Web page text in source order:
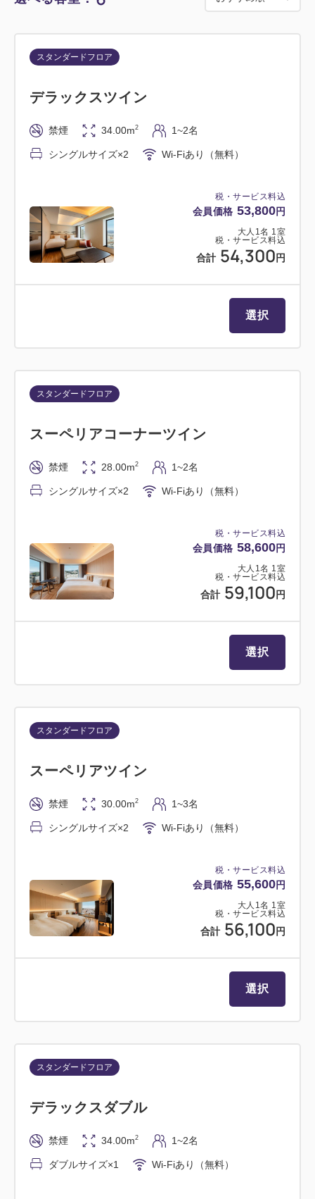
税・サービス料込
会員価格 53,800円
大人 1名 1室
税・サービス料込
合計 54,300 円
スタンダードフロア
デラックスツイン
禁煙 34.00m2 1~2名
シングルサイズ×2 Wi-Fiあり（無料）
選択
税・サービス料込
会員価格 58,600円
大人 1名 1室
税・サービス料込
合計 59,100 円
スタンダードフロア
スーペリアコーナーツイン
禁煙 28.00m2 1~2名
シングルサイズ×2 Wi-Fiあり（無料）
選択
税・サービス料込
会員価格 55,600円
大人 1名 1室
税・サービス料込
合計 56,100 円
スタンダードフロア
スーペリアツイン
禁煙 30.00m2 1~3名
シングルサイズ×2 Wi-Fiあり（無料）
選択
スタンダードフロア
デラックスダブル
禁煙 34.00m2 1~2名
ダブルサイズ×1 Wi-Fiあり（無料）